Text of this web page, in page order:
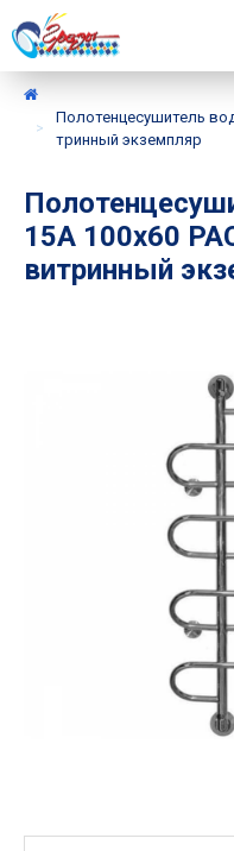
Полотенцесушитель
тринный экземпляр
15А 100х60
витринный